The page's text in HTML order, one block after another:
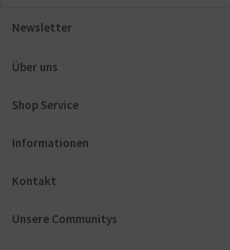
Newsletter
Über uns
Shop Service
Informationen
Kontakt
Unsere Communitys